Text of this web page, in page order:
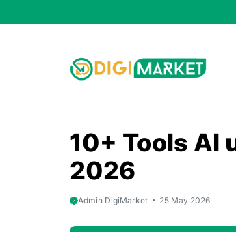
to
10+ Tools AI
2026
Admin DigiMarket 25 May 2026